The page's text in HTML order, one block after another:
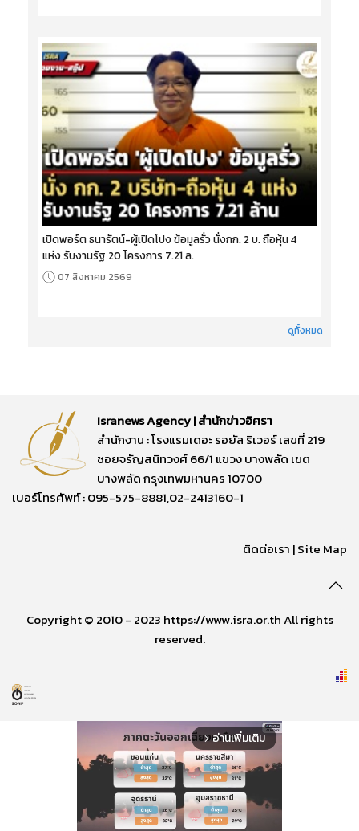
เปิดพอร์ต ธนารัตน์-ผู้เปิดโปง ข้อมูลรั่ว นั่งกก. 2 บ. ถือหุ้น 4
แห่ง รับงานรัฐ 20 โครงการ 7.21 ล.
07 สิงหาคม 2569
ดูทั้งหมด
Isranews Agency | สำนักข่าวอิศรา
สำนักงาน : โรงแรมเดอะ รอยัล ริเวอร์ เลขที่ 219
ซอยจรัญสนิทวงศ์ 66/1 แขวง บางพลัด เขต
บางพลัด กรุงเทพมหานคร 10700
เบอร์โทรศัพท์ : 095-575-8881,02-2413160-1
ติดต่อเรา |Site Map
Copyright © 2010 - 2023 https://www.isra.or.th All rights
reserved.
arrow_forward_ios อ่านเพิ่มเติม